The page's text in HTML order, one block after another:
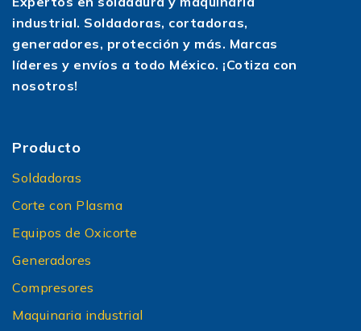
industrial. Soldadoras, cortadoras,
generadores, protección y más. Marcas
líderes y envíos a todo México. ¡Cotiza con
nosotros!
Producto
Soldadoras
Corte con Plasma
Equipos de Oxicorte
Generadores
Compresores
Maquinaria industrial